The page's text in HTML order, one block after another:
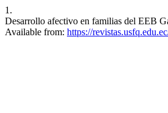
1.
Desarrollo afectivo en familias del EEB
Available from: https://